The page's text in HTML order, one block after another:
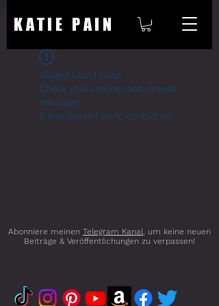
KATIE PAIN
Widget Didn’t Load
Check your internet and refresh
this page.
If that doesn’t work, contact us.
Abonniere meinen Telegram Kanal, um keine neuen
Beiträge & Veröffentlichungen zu verpassen!